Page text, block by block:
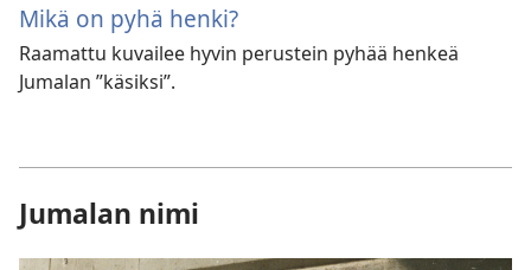
Mikä on pyhä henki?
Raamattu kuvailee hyvin perustein pyhää henkeä
Jumalan ”käsiksi”.
Jumalan nimi